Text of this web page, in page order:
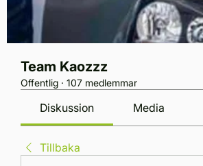
Team Kaozzz
Offentlig · 107 medlemmar
Diskussion Media
Tillbaka